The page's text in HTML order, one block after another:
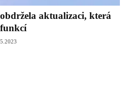
aktualizaci, která